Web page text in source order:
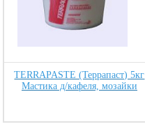
TERRAPASTE (Террапаст) 5кг
Мастика д/кафеля, мозайки